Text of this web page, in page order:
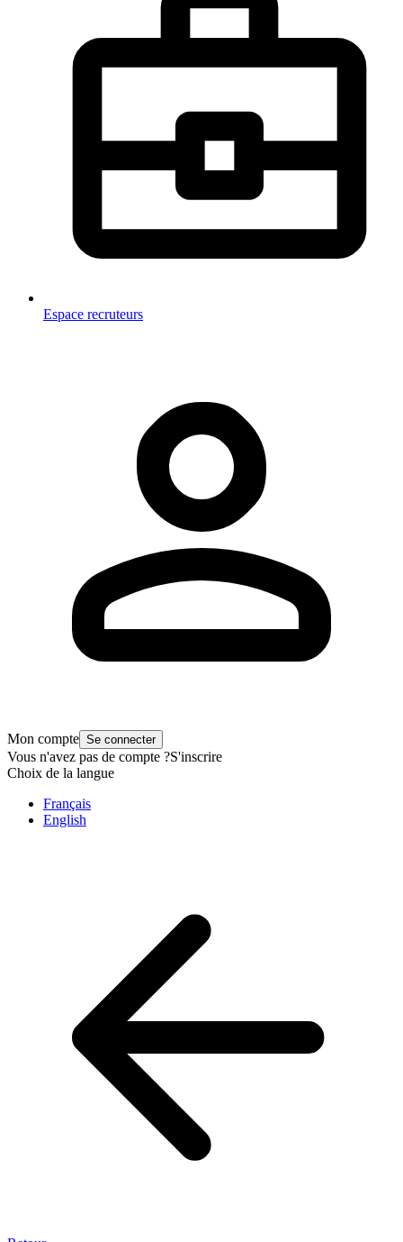
Espace recruteurs
Mon compte Se connecter
Vous n'avez pas de compte ?S'inscrire
Choix de la langue
Français
English